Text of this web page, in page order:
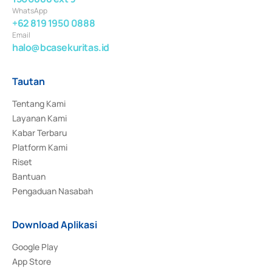
WhatsApp
+62 819 1950 0888
Email
halo@bcasekuritas.id
Tautan
Tentang Kami
Layanan Kami
Kabar Terbaru
Platform Kami
Riset
Bantuan
Pengaduan Nasabah
Download Aplikasi
Google Play
App Store